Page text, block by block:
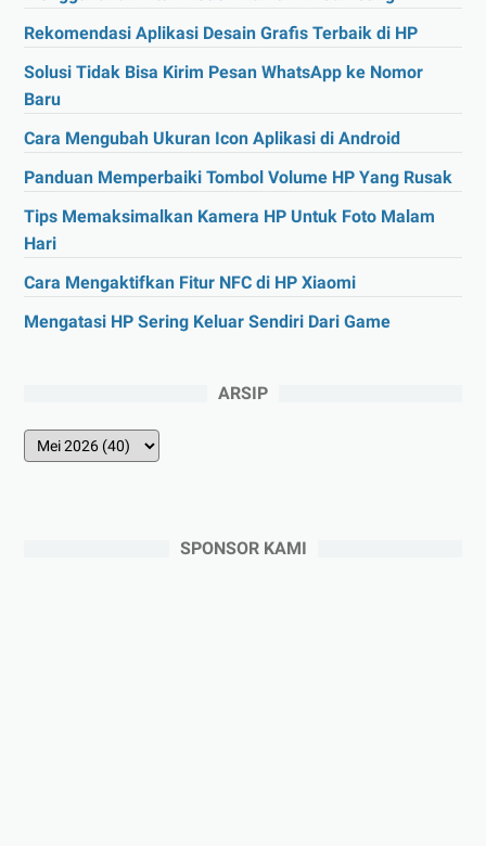
Rekomendasi Aplikasi Desain Grafis Terbaik di HP
Solusi Tidak Bisa Kirim Pesan WhatsApp ke Nomor
Baru
Cara Mengubah Ukuran Icon Aplikasi di Android
Panduan Memperbaiki Tombol Volume HP Yang Rusak
Tips Memaksimalkan Kamera HP Untuk Foto Malam
Hari
Cara Mengaktifkan Fitur NFC di HP Xiaomi
Mengatasi HP Sering Keluar Sendiri Dari Game
ARSIP
SPONSOR KAMI